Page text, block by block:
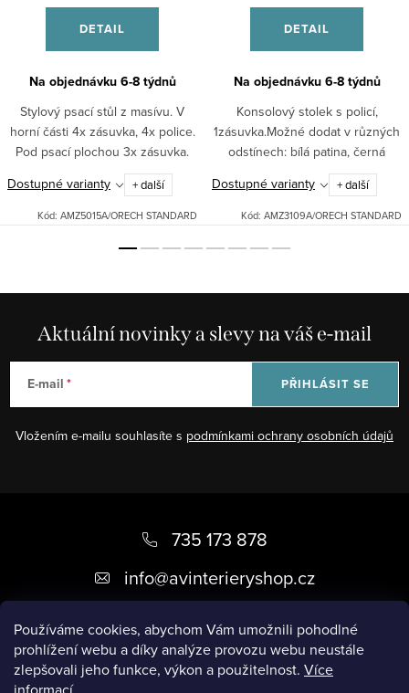
Používáme cookies, abychom Vám umožnili pohodlné
prohlížení webu a díky analýze provozu webu neustále
zlepšovali jeho funkce, výkon a použitelnost. Více
DETAIL
Na objednávku 6-8 týdnů
Stylový psací stůl z masívu. V
horní části 4x zásuvka, 4x police.
Pod psací plochou 3x zásuvka.
Buďte styloví i při práci. Možné
dodat v různých odstínech: bílá
patina, černá...
Dostupné varianty + další
Kód: AMZ5015A/ORECH STANDARD
DETAIL
Na objednávku 6-8 týdnů
Konsolový stolek s policí,
1zásuvka.Možné dodat v různých
odstínech: bílá patina, černá
patina, ořech.Pro jiná barevná
provedení nás neváhejte
kontaktovat.Zboží je dodáváno...
Dostupné varianty + další
Kód: AMZ3109A/ORECH STANDARD
Aktuální novinky a slevy na váš e-mail
E-mail
Vložením e-mailu souhlasíte s podmínkami ochrany osobních údajů
PŘIHLÁSIT SE
a
735 173 878
info@avinterieryshop.cz